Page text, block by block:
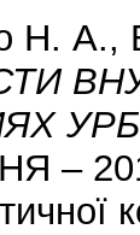
Н. А.,